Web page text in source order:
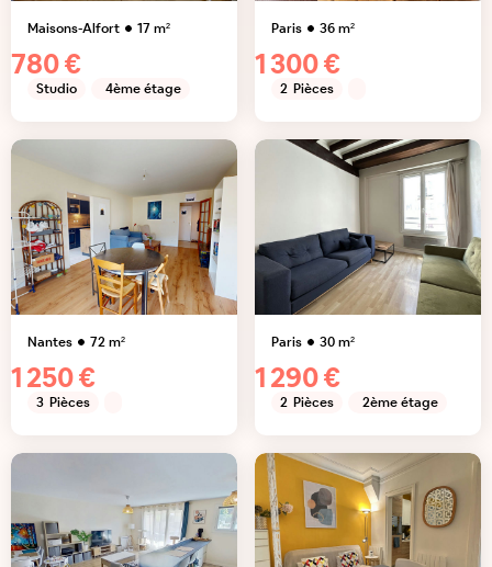
Maisons-Alfort 17m²
780 €
Studio 4ème étage
Paris 36m²
1 300 €
2 Pièces
Nantes 72m²
1 250 €
3 Pièces
Paris 30m²
1 290 €
2 Pièces 2ème étage